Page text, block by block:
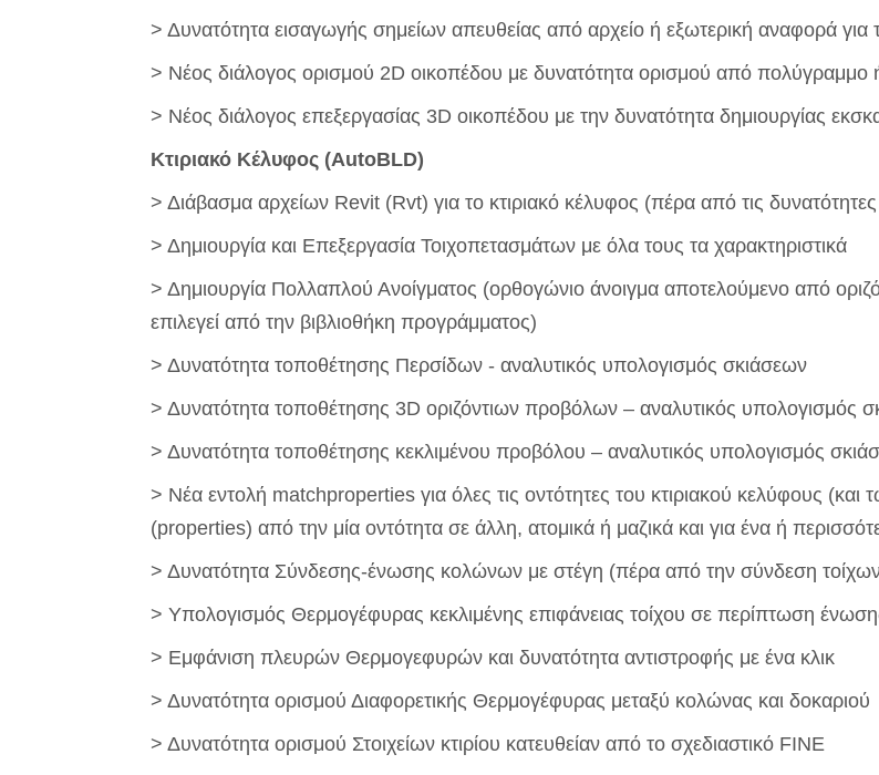
> Δυνατότητα εισαγωγής σημείων απευθείας από αρχείο ή εξωτερική αναφορά για
> Νέος διάλογος ορισμού 2D οικοπέδου με δυνατότητα ορισμού από πολύγραμμο
> Νέος διάλογος επεξεργασίας 3D οικοπέδου με την δυνατότητα δημιουργίας
Κτιριακό Κέλυφος (AutoBLD)
> Διάβασμα αρχείων Revit (Rvt) για το κτιριακό κέλυφος (πέρα από τις
> Δημιουργία και Επεξεργασία Τοιχοπετασμάτων με όλα τους τα χαρακτηριστικά
> Δημιουργία Πολλαπλού Ανοίγματος (ορθογώνιο άνοιγμα αποτελούμενο από
επιλεγεί από την βιβλιοθήκη προγράμματος)
> Δυνατότητα τοποθέτησης Περσίδων - αναλυτικός υπολογισμός σκιάσεων
> Δυνατότητα τοποθέτησης 3D οριζόντιων προβόλων – αναλυτικός υπολογισμός
> Δυνατότητα τοποθέτησης κεκλιμένου προβόλου – αναλυτικός υπολογισμός
> Νέα εντολή matchproperties για όλες τις οντότητες του κτιριακού κελύφους
(properties) από την μία οντότητα σε άλλη, ατομικά ή μαζικά και για ένα ή
> Δυνατότητα Σύνδεσης-ένωσης κολώνων με στέγη (πέρα από την σύνδεση
> Υπολογισμός Θερμογέφυρας κεκλιμένης επιφάνειας τοίχου σε περίπτωση
> Εμφάνιση πλευρών Θερμογεφυρών και δυνατότητα αντιστροφής με ένα κλικ
> Δυνατότητα ορισμού Διαφορετικής Θερμογέφυρας μεταξύ κολώνας και δοκαριού
> Δυνατότητα ορισμού Στοιχείων κτιρίου κατευθείαν από το σχεδιαστικό FINE